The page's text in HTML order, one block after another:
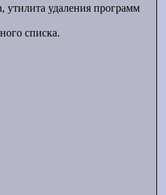
утилита удаления программ
списка.